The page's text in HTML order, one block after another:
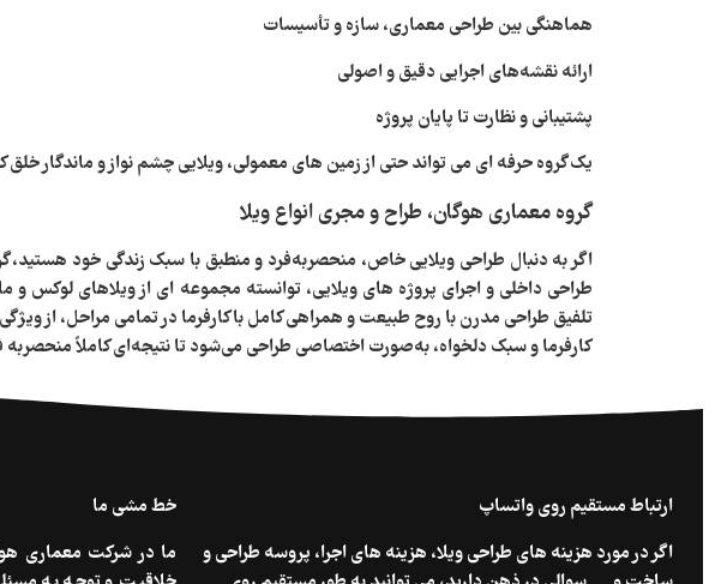
هماهنگی بین طراحی معماری، سازه و تأسیسات
ارائه نقشه‌های اجرایی دقیق و اصولی
پشتیبانی و نظارت تا پایان پروژه
یک گروه حرفه‌ ای می‌ تواند حتی از زمین‌ های معمولی، ویلایی چشم‌ نواز و ماندگار خلق
گروه معماری هوگان، طراح و مجری انواع ویلا
اگر به‌ دنبال طراحی ویلایی خاص، منحصربه‌فرد و منطبق با سبک زندگی خود
طراحی داخلی و اجرای پروژه‌ های ویلایی، توانسته مجموعه‌ ای از ویلاهای لوکس و
تلفیق طراحی مدرن با روح طبیعت و همراهی کامل با کارفرما در تمامی مراحل، از
کارفرما و سبک دلخواه، به‌صورت اختصاصی طراحی می‌شود تا نتیجه‌ای کاملاً
ارتباط مستقیم روی واتساپ
اگر در مورد هزینه های طراحی ویلا، هزینه های اجرا، پروسه طراحی و
خط مشی ما
ما در شرکت معماری